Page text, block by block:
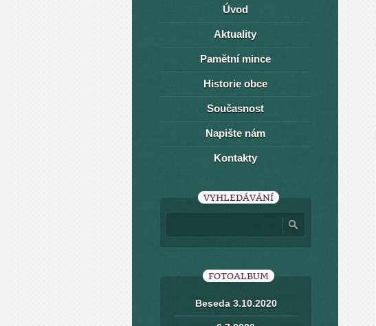
Úvod
Aktuality
Pamětní mince
Historie obce
Současnost
Napište nám
Kontakty
VYHLEDÁVÁNÍ
FOTOALBUM
Beseda 3.10.2020